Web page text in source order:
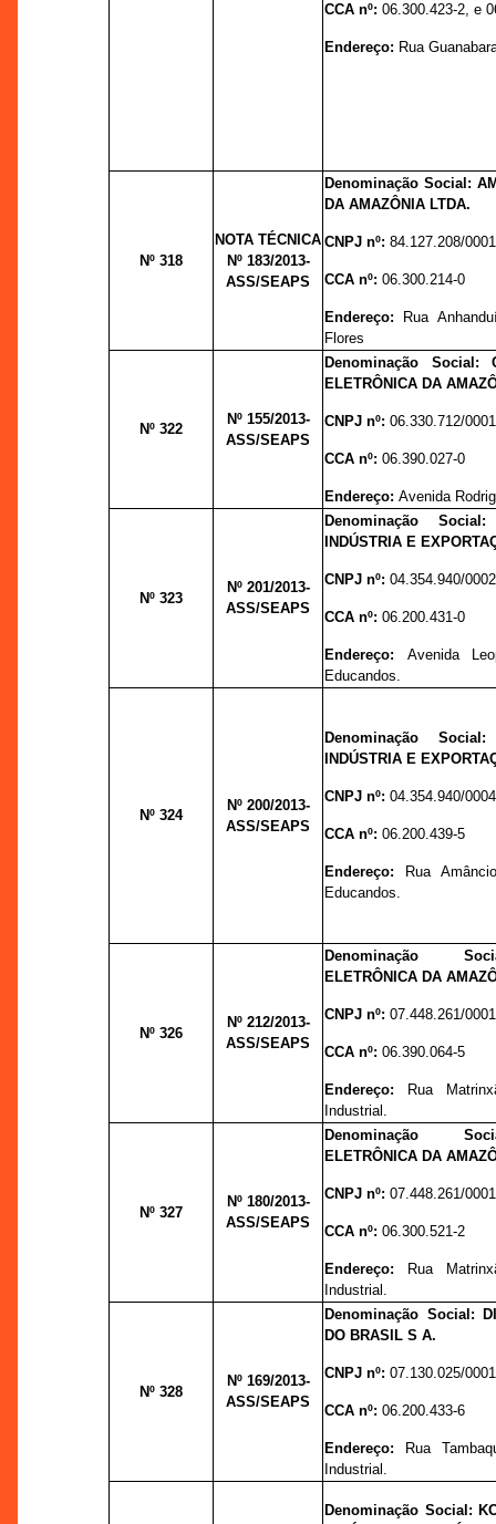
CCA nº:06.300.423-2, e
Endereço: Rua
Nº 318
NOTA TÉCNICA
Nº 183/2013-
ASS/SEAPS
Denominação Social:
DA AMAZÔNIA LTDA.
CNPJ nº:84.127.208/
CCA nº:06.300.214-0
Endereço:
Rua
Flores
Nº 322
Nº 155/2013-
ASS/SEAPS
Denominação Social:
ELETRÔNICA DA
CNPJ nº:06.330.712/
CCA nº:06.390.027-0
Endereço:Avenida
Nº 323
Nº 201/2013-
ASS/SEAPS
Denominação
INDÚSTRIA E
CNPJ nº:04.354.940/
CCA nº:06.200.431-0
Endereço: Avenida
Educandos.
Nº 324
Nº 200/2013-
ASS/SEAPS
Denominação
INDÚSTRIA E
CNPJ nº:04.354.940/
CCA nº:06.200.439-5
Endereço:
Rua
Educandos.
Nº 326
Nº 212/2013-
ASS/SEAPS
Denominação
ELETRÔNICA DA
CNPJ nº:07.448.261/
CCA nº:06.390.064-5
Endereço:
Rua
Industrial.
Nº 327
Nº 180/2013-
ASS/SEAPS
Denominação
ELETRÔNICA DA
CNPJ nº:07.448.261/
CCA nº:06.300.521-2
Endereço:
Rua
Industrial.
Nº 328
Nº 169/2013-
ASS/SEAPS
Denominação Social:
DO BRASIL S A.
CNPJ nº:07.130.025/
CCA nº:06.200.433-6
Endereço:
Rua
Industrial.
Denominação Social: